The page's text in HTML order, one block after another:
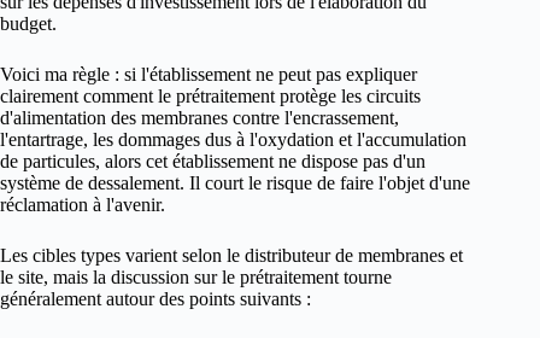
budget.
Voici ma règle : si l'établissement ne peut pas expliquer
clairement comment le prétraitement protège les circuits
d'alimentation des membranes contre l'encrassement,
l'entartrage, les dommages dus à l'oxydation et l'accumulation
de particules, alors cet établissement ne dispose pas d'un
système de dessalement. Il court le risque de faire l'objet d'une
réclamation à l'avenir.
Les cibles types varient selon le distributeur de membranes et
le site, mais la discussion sur le prétraitement tourne
généralement autour des points suivants :